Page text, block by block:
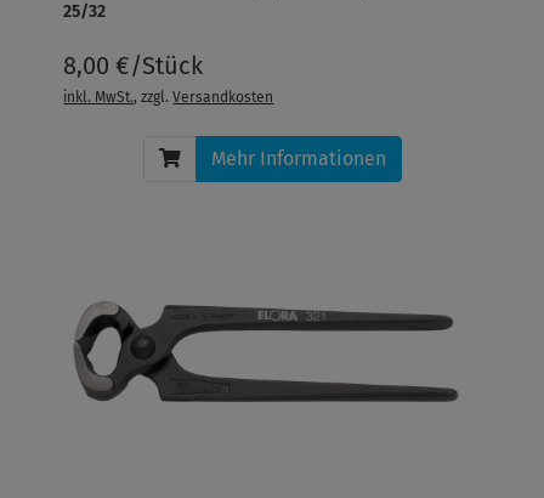
25/32
8,00 €/Stück
inkl. MwSt., zzgl.Versandkosten
Mehr Informationen